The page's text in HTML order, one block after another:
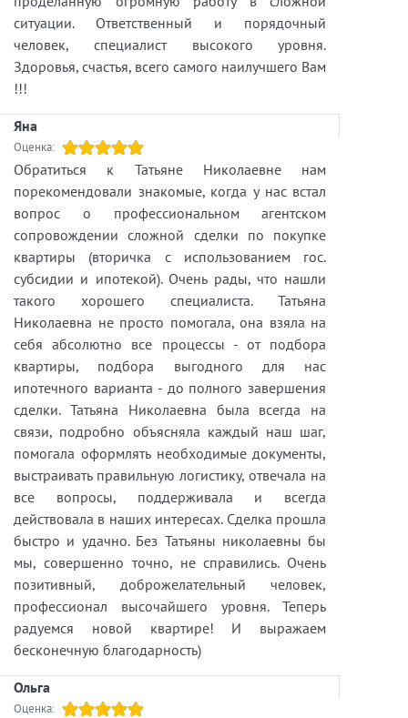
ситуации. Ответственный и порядочный
человек, специалист высокого уровня.
Здоровья, счастья, всего самого наилучшего Вам
!!!
Яна
Оценка:
Обратиться к Татьяне Николаевне нам
порекомендовали знакомые, когда у нас встал
вопрос о профессиональном агентском
сопровождении сложной сделки по покупке
квартиры (вторичка с использованием гос.
субсидии и ипотекой). Очень рады, что нашли
такого хорошего специалиста. Татьяна
Николаевна не просто помогала, она взяла на
себя абсолютно все процессы - от подбора
квартиры, подбора выгодного для нас
ипотечного варианта - до полного завершения
сделки. Татьяна Николаевна была всегда на
связи, подробно объясняла каждый наш шаг,
помогала оформлять необходимые документы,
выстраивать правильную логистику, отвечала на
все вопросы, поддерживала и всегда
действовала в наших интересах. Сделка прошла
быстро и удачно. Без Татьяны николаевны бы
мы, совершенно точно, не справились. Очень
позитивный, доброжелательный человек,
профессионал высочайшего уровня. Теперь
радуемся новой квартире! И выражаем
бесконечную благодарность)
Ольга
Оценка: